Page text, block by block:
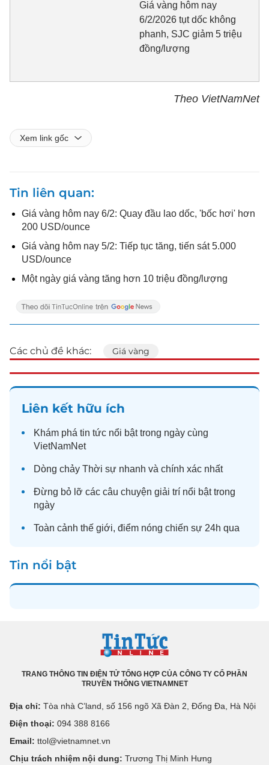
Giá vàng hôm nay
6/2/2026 tụt dốc không
phanh, SJC giảm 5 triệu
đồng/lượng
Theo VietNamNet
Xem link gốc
Tin liên quan
Giá vàng hôm nay 6/2: Quay đầu lao dốc, 'bốc hơi' hơn
200 USD/ounce
Giá vàng hôm nay 5/2: Tiếp tục tăng, tiến sát 5.000
USD/ounce
Một ngày giá vàng tăng hơn 10 triệu đồng/lượng
Các chủ đề khác: Giá vàng
Liên kết hữu ích
Khám phá tin tức nổi bật trong ngày cùng
VietNamNet
Dòng chảy Thời sự nhanh và chính xác nhất
Đừng bỏ lỡ các câu chuyện giải trí nổi bật trong
ngày
Toàn cảnh thế giới, điểm nóng chiến sự 24h qua
Tin nổi bật
TRANG THÔNG TIN ĐIỆN TỬ TỔNG HỢP CỦA CÔNG TY CỔ PHẦN
TRUYỀN THÔNG VIETNAMNET
Địa chỉ: Tòa nhà C’land, số 156 ngõ Xã Đàn 2, Đống Đa, Hà Nội
Điện thoại: 094 388 8166
Email: ttol@vietnamnet.vn
Chịu trách nhiệm nội dung: Trương Thị Minh Hưng